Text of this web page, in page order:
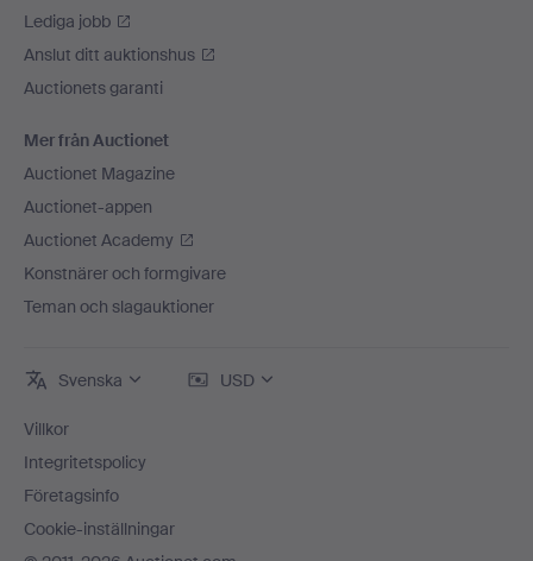
Lediga jobb
Anslut ditt auktionshus
Auctionets garanti
Mer från Auctionet
Auctionet Magazine
Auctionet-appen
Auctionet Academy
Konstnärer och formgivare
Teman och slagauktioner
Svenska USD
Villkor
Integritetspolicy
Företagsinfo
Cookie-inställningar